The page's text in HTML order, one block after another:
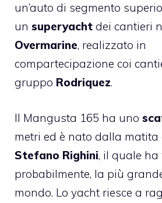
un’auto di segmento
un superyacht dei cantieri
Overmarine, realizzato in
compartecipazione coi
gruppo Rodriquez.
Il Mangusta 165 ha uno
metri ed è nato dalla matita
Stefano Righini, il quale ha
probabilmente, la più
mondo. Lo yacht riesce a